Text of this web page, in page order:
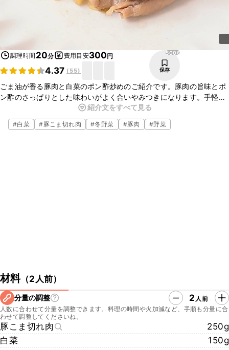
調理時間 20分 費用目安300円
4.37 ( 55)
5006
保存
ごま油が香る豚肉と白菜のポン酢炒めのご紹介です。豚肉の旨味とポ
ン酢のさっぱりとした味わいがよく合いやみつきになります。手軽に
揃う材料でささっと簡単に作れるのでおすすめです。お酒のおつまみ
にも合うので、ぜひお試しくださいね。
紹介文をすべて見る
#白菜 #豚こま切れ肉 #冬野菜 #豚肉 #野菜
材料（2人前）
分量の調整 2 人前
人数に合わせて分量を調整できます。料理の時間や火加減など、手順も分量に合
わせて調整してくださいね。
豚こま切れ肉
250g
白菜
150g